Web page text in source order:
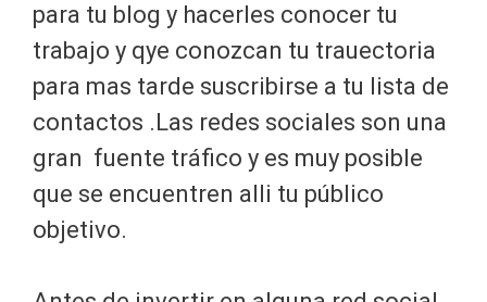
para tu blog y hacerles conocer tu
trabajo y qye conozcan tu trauectoria
para mas tarde suscribirse a tu lista de
contactos .Las redes sociales son una
gran fuente tráfico y es muy posible
que se encuentren alli tu público
objetivo.